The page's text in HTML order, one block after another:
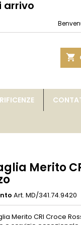
arrivo
shopping_cart
Merito
Art. MD/341.74.9420
Merito CRI Croce